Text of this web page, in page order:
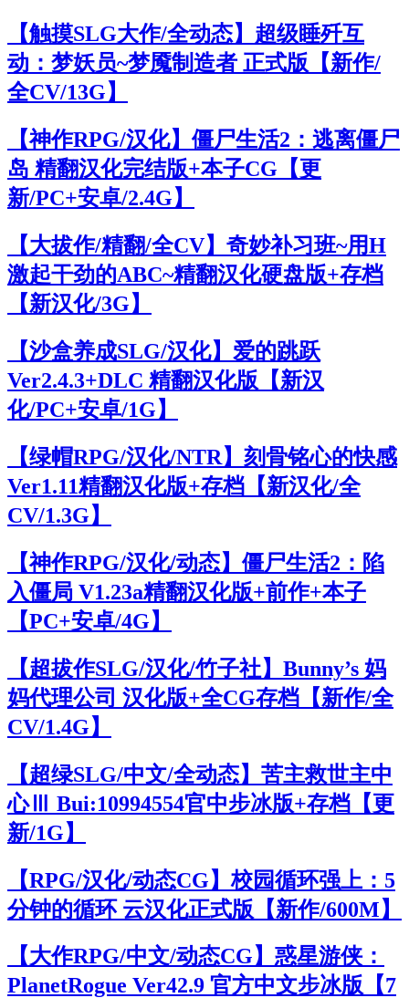
【触摸SLG大作/全动态】超级睡歼互
动：梦妖员~梦魇制造者 正式版【新作/
全CV/13G】
【神作RPG/汉化】僵尸生活2：逃离僵尸
岛 精翻汉化完结版+本子CG【更
新/PC+安卓/2.4G】
【大拔作/精翻/全CV】奇妙补习班~用H
激起干劲的ABC~精翻汉化硬盘版+存档
【新汉化/3G】
【沙盒养成SLG/汉化】爱的跳跃
Ver2.4.3+DLC 精翻汉化版【新汉
化/PC+安卓/1G】
【绿帽RPG/汉化/NTR】刻骨铭心的快感
Ver1.11精翻汉化版+存档【新汉化/全
CV/1.3G】
【神作RPG/汉化/动态】僵尸生活2：陷
入僵局 V1.23a精翻汉化版+前作+本子
【PC+安卓/4G】
【超拔作SLG/汉化/竹子社】Bunny’s 妈
妈代理公司 汉化版+全CG存档【新作/全
CV/1.4G】
【超绿SLG/中文/全动态】苦主救世主中
心Ⅲ Bui:10994554官中步冰版+存档【更
新/1G】
【RPG/汉化/动态CG】校园循环强上：5
分钟的循环 云汉化正式版【新作/600M】
【大作RPG/中文/动态CG】惑星游侠：
PlanetRogue Ver42.9 官方中文步冰版【7